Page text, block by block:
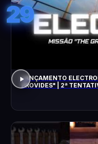
29
LANÇAMENTO
PROVIDES" | 2ª